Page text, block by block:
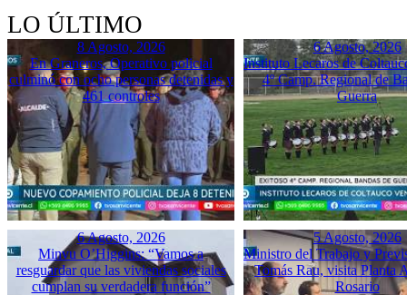
LO ÚLTIMO
8 Agosto, 2026
En Graneros, Operativo policial
culminó con ocho personas detenidas y
461 controles
6 Agosto, 2026
Instituto Lecaros de
4º Camp. Regional de
Guerra
6 Agosto, 2026
Minvu O’Higgins: “Vamos a
resguardar que las viviendas sociales
cumplan su verdadera función”
5 Agosto, 2026
Ministro del Trabajo y
Tomás Rau, visita Planta
Rosario